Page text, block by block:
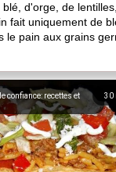
d'orge, de
fait uniquement de
pain aux grains
30
confiance: recettes et